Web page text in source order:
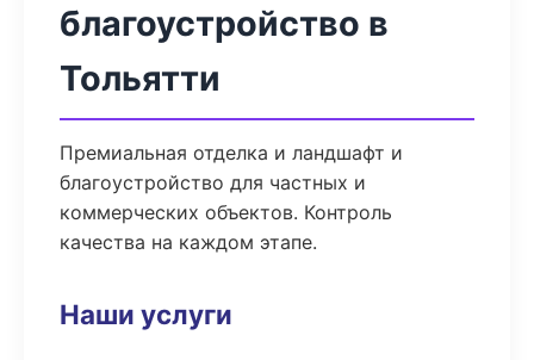
благоустройство в
Тольятти
Премиальная отделка и ландшафт и
благоустройство для частных и
коммерческих объектов. Контроль
качества на каждом этапе.
Наши услуги